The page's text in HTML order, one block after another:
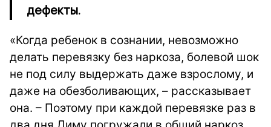
дефекты.
«Когда ребенок в сознании, невозможно
делать перевязку без наркоза, болевой шок
не под силу выдержать даже взрослому, и
даже на обезболивающих, – рассказывает
она. – Поэтому при каждой перевязке раз в